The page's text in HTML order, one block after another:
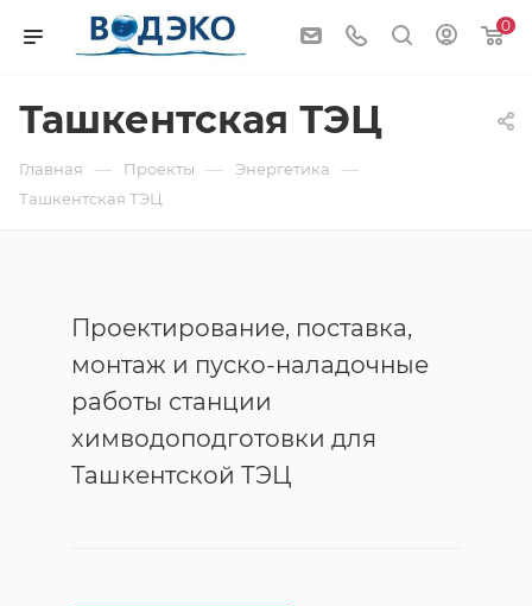
0
Ташкентская ТЭЦ
Главная — Проекты — Энергетика —
Ташкентская ТЭЦ
Проектирование, поставка,
монтаж и пуско-наладочные
работы станции
химводоподготовки для
Ташкентской ТЭЦ